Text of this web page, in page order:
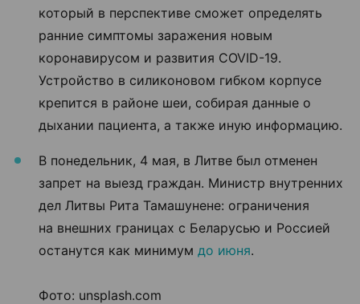
который в перспективе сможет определять
ранние симптомы заражения новым
коронавирусом и развития COVID-19.
Устройство в силиконовом гибком корпусе
крепится в районе шеи, собирая данные о
дыхании пациента, а также иную информацию.
В понедельник, 4 мая, в Литве был отменен
запрет на выезд граждан. Министр внутренних
дел Литвы Рита Тамашунене: ограничения
на внешних границах с Беларусью и Россией
останутся как минимум до июня.
Фото: unsplash.com